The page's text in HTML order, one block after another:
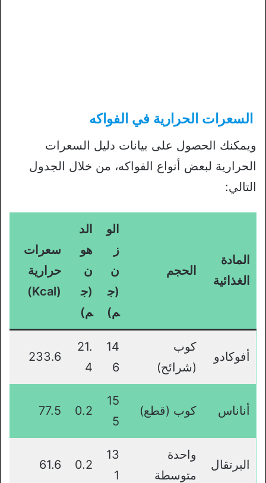
السعرات الحرارية في الفواكه
ويمكنك الحصول على بيانات دليل السعرات
الحرارية لبعض أنواع الفواكه، من خلال الجدول
التالي:
المادة
الغذائية
الحجم
الو
ز
ن
(ج
م)
الد
هو
ن
(ج
م)
سعرات
حرارية
(Kcal)
أفوكادو
كوب
(شرائح)
14
6
21.
4
233.6
أناناس كوب (قطع)
15
5
0.2
77.5
البرتقال
واحدة
متوسطة
13
1
0.2
61.6